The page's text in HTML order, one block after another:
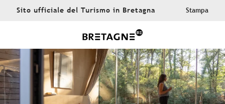
AllerSito ufficiale del Turismo in Bretagna Stampa